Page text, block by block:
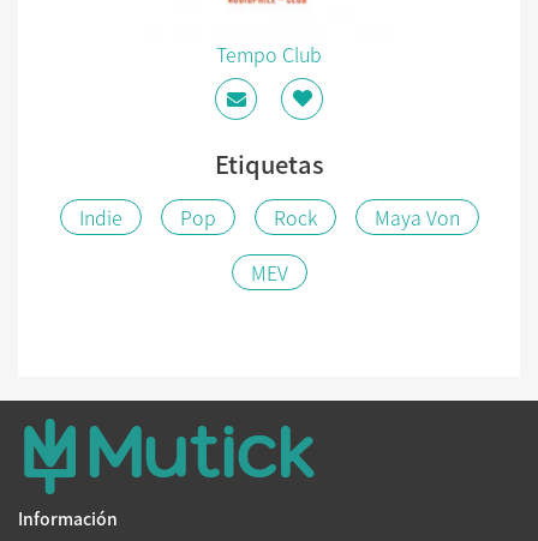
Tempo Club
Etiquetas
Indie Pop Rock
Maya Von
MEV
Información